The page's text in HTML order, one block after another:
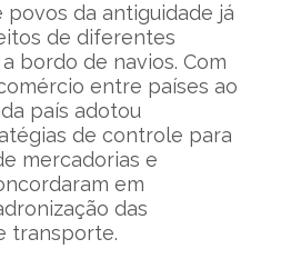
da antiguidade já
de diferentes
bordo de navios. Com
entre países ao
país adotou
de controle para
mercadorias e
em
das
transporte.